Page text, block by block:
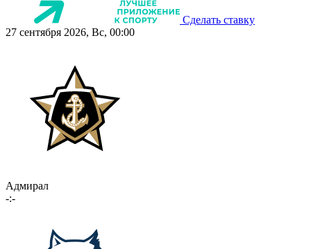
Сделать ставку
27 сентября 2026, Вс, 00:00
Адмирал
-:-